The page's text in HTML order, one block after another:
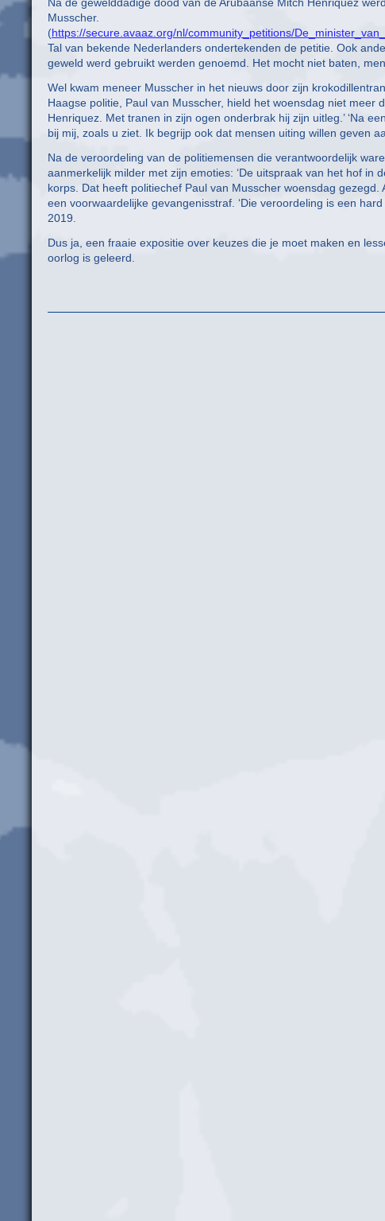
Musscher.
(https://secure.avaaz.org/nl/community_petitions/
Tal van bekende Nederlanders ondertekenden de petitie. Ook
geweld werd gebruikt werden genoemd. Het mocht niet baten,
Wel kwam meneer Musscher in het nieuws door zijn
Haagse politie, Paul van Musscher, hield het woensdag niet
Henriquez. Met tranen in zijn ogen onderbrak hij zijn uitleg.’ ‘Na
bij mij, zoals u ziet. Ik begrijp ook dat mensen uiting willen geven
Na de veroordeling van de politiemensen die verantwoordelijk
aanmerkelijk milder met zijn emoties: ‘De uitspraak van het hof
korps. Dat heeft politiechef Paul van Musscher woensdag
een voorwaardelijke gevangenisstraf. ‘Die veroordeling is een
2019.
Dus ja, een fraaie expositie over keuzes die je moet maken en
oorlog is geleerd.